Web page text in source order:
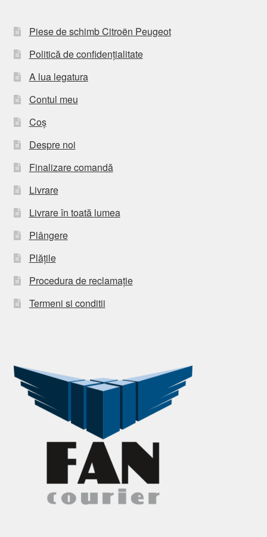
Piese de schimb Citroën Peugeot
Politică de confidențialitate
A lua legatura
Contul meu
Coș
Despre noi
Finalizare comandă
Livrare
Livrare în toată lumea
Plângere
Plățile
Procedura de reclamație
Termeni si conditii